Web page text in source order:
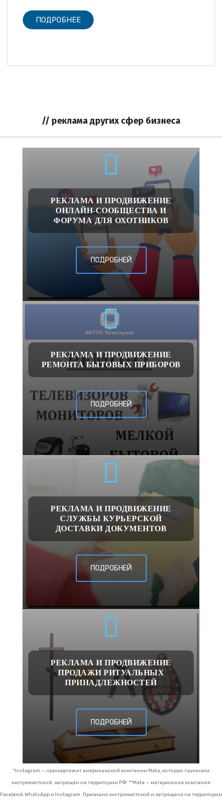
ПОДРОБНЕЕ
// реклама других сфер бизнеса
РЕКЛАМА И ПРОДВИЖЕНИЕ
ОНЛАЙН-СООБЩЕСТВА И
ФОРУМА ДЛЯ ОХОТНИКОВ
ПОДРОБНЕЙ
РЕКЛАМА И ПРОДВИЖЕНИЕ
РЕМОНТА БЫТОВЫХ ПРИБОРОВ
ПОДРОБНЕЙ
РЕКЛАМА И ПРОДВИЖЕНИЕ
СЛУЖБЫ КУРЬЕРСКОЙ
ДОСТАВКИ ДОКУМЕНТОВ
ПОДРОБНЕЙ
РЕКЛАМА И ПРОДВИЖЕНИЕ
ПРОДАЖИ РИТУАЛЬНЫХ
ПРИНАДЛЕЖНОСТЕЙ
ПОДРОБНЕЙ
*Instagram — принадлежит американской компании Meta, которую признали
экстремистской, запрещён на территории РФ. **Meta — материнская компания
Facebook, WhatsApp и Instagram. Признана экстремистской и запрещена на территории